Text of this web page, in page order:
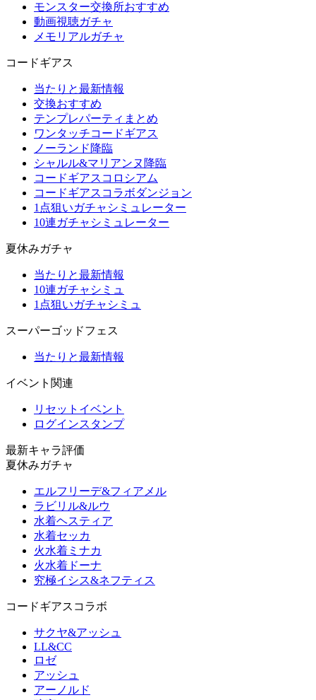
モンスター交換所おすすめ
動画視聴ガチャ
メモリアルガチャ
コードギアス
当たりと最新情報
交換おすすめ
テンプレパーティまとめ
ワンタッチコードギアス
ノーランド降臨
シャルル&マリアンヌ降臨
コードギアスコロシアム
コードギアスコラボダンジョン
1点狙いガチャシミュレーター
10連ガチャシミュレーター
夏休みガチャ
当たりと最新情報
10連ガチャシミュ
1点狙いガチャシミュ
スーパーゴッドフェス
当たりと最新情報
イベント関連
リセットイベント
ログインスタンプ
最新キャラ評価
夏休みガチャ
エルフリーデ&フィアメル
ラビリル&ルウ
水着ヘスティア
水着セッカ
火水着ミナカ
火水着ドーナ
究極イシス&ネフティス
コードギアスコラボ
サクヤ&アッシュ
LL&CC
ロゼ
アッシュ
アーノルド